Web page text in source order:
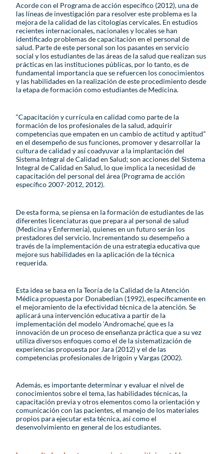
Acorde con el Programa de acción específico (2012), una de
las líneas de investigación para resolver este problema es la
mejora de la calidad de las citologías cervicales. En estudios
recientes internacionales, nacionales y locales se han
identificado problemas de capacitación en el personal de
salud. Parte de este personal son los pasantes en servicio
social y los estudiantes de las áreas de la salud que realizan sus
prácticas en las instituciones públicas, por lo tanto, es de
fundamental importancia que se refuercen los conocimientos
y las habilidades en la realización de este procedimiento desde
la etapa de formación como estudiantes de Medicina.
“Capacitación y currícula en calidad como parte de la
formación de los profesionales de la salud, adquirir
competencias que empaten en un cambio de actitud y aptitud”
en el desempeño de sus funciones, promover y desarrollar la
cultura de calidad y así coadyuvar a la implantación del
Sistema Integral de Calidad en Salud; son acciones del Sistema
Integral de Calidad en Salud, lo que implica la necesidad de
capacitación del personal del área (Programa de acción
específico 2007-2012, 2012).
De esta forma, se piensa en la formación de estudiantes de las
diferentes licenciaturas que prepara al personal de salud
(Medicina y Enfermería), quienes en un futuro serán los
prestadores del servicio. Incrementando su desempeño a
través de la implementación de una estrategia educativa que
mejore sus habilidades en la aplicación de la técnica
requerida.
Esta idea se basa en la Teoría de la Calidad de la Atención
Médica propuesta por Donabedian (1992), específicamente en
el mejoramiento de la efectividad técnica de la atención. Se
aplicará una intervención educativa a partir de la
implementación del modelo ‘Andromache’, que es la
innovación de un proceso de enseñanza práctica que a su vez
utiliza diversos enfoques como el de la sistematización de
experiencias propuesta por Jara (2012) y el de las
competencias profesionales de Irigoin y Vargas (2002).
Además, es importante determinar y evaluar el nivel de
conocimientos sobre el tema, las habilidades técnicas, la
capacitación previa y otros elementos como la orientación y
comunicación con las pacientes, el manejo de los materiales
propios para ejecutar esta técnica, así como el
desenvolvimiento en general de los estudiantes.